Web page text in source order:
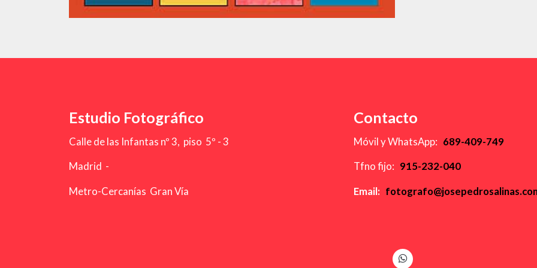
Estudio Fotográfico
Calle de las Infantas nº 3, piso 5º - 3
Madrid -
Metro-Cercanías Gran Vía
Contacto
Móvil y WhatsApp: 689-409-749
Tfno fijo: 915-232-040
Email: